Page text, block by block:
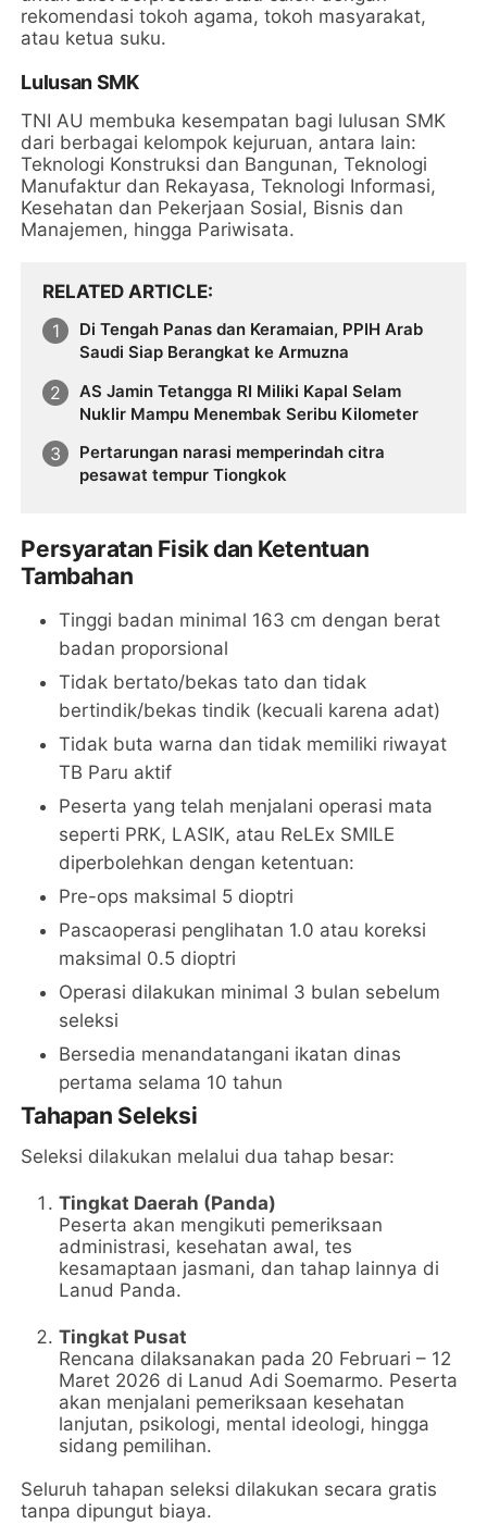
rekomendasi tokoh agama, tokoh masyarakat,
atau ketua suku.
Lulusan SMK
TNI AU membuka kesempatan bagi lulusan SMK
dari berbagai kelompok kejuruan, antara lain:
Teknologi Konstruksi dan Bangunan, Teknologi
Manufaktur dan Rekayasa, Teknologi Informasi,
Kesehatan dan Pekerjaan Sosial, Bisnis dan
Manajemen, hingga Pariwisata.
RELATED ARTICLE
Di Tengah Panas dan Keramaian, PPIH Arab
Saudi Siap Berangkat ke Armuzna
AS Jamin Tetangga RI Miliki Kapal Selam
Nuklir Mampu Menembak Seribu Kilometer
Pertarungan narasi memperindah citra
pesawat tempur Tiongkok
Persyaratan Fisik dan Ketentuan
Tambahan
Tinggi badan minimal 163 cm dengan berat
badan proporsional
Tidak bertato/bekas tato dan tidak
bertindik/bekas tindik (kecuali karena adat)
Tidak buta warna dan tidak memiliki riwayat
TB Paru aktif
Peserta yang telah menjalani operasi mata
seperti PRK, LASIK, atau ReLEx SMILE
diperbolehkan dengan ketentuan:
Pre-ops maksimal 5 dioptri
Pascaoperasi penglihatan 1.0 atau koreksi
maksimal 0.5 dioptri
Operasi dilakukan minimal 3 bulan sebelum
seleksi
Bersedia menandatangani ikatan dinas
pertama selama 10 tahun
Tahapan Seleksi
Seleksi dilakukan melalui dua tahap besar:
Tingkat Daerah (Panda)
Peserta akan mengikuti pemeriksaan
administrasi, kesehatan awal, tes
kesamaptaan jasmani, dan tahap lainnya di
Lanud Panda.
Tingkat Pusat
Rencana dilaksanakan pada 20 Februari – 12
Maret 2026 di Lanud Adi Soemarmo. Peserta
akan menjalani pemeriksaan kesehatan
lanjutan, psikologi, mental ideologi, hingga
sidang pemilihan.
Seluruh tahapan seleksi dilakukan secara gratis
tanpa dipungut biaya.